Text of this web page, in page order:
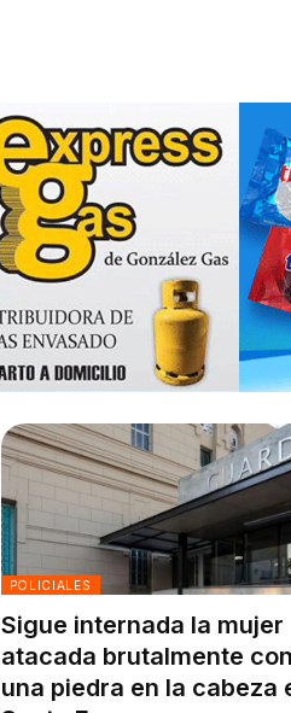
POLICIALES
Sigue internada la mujer
atacada brutalmente con
una piedra en la cabeza